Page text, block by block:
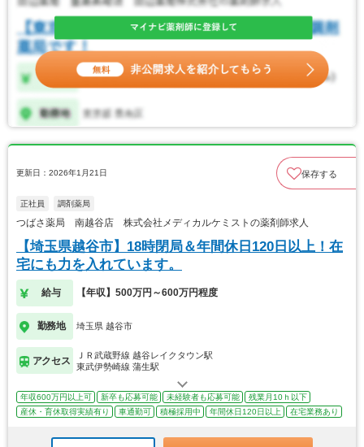
更新日：2026年1月21日 保存する
正社員 調剤薬局
つばさ薬局 南越谷店 株式会社メディカルケミストの薬剤師求人
【埼玉県越谷市】18時閉局＆年間休日120日以上！在
宅にも力を入れています。
給与 【年収】500万円～600万円程度
勤務地 埼玉県 越谷市
アクセス
ＪＲ武蔵野線 越谷レイクタウン駅
東武伊勢崎線 蒲生駅
年収600万円以上可 新卒も応募可能 未経験者も応募可能
残業月10ｈ以下
産休・育休取得実績有り
車通勤可 積極採用中 年間休日120日以上 在宅業務あり